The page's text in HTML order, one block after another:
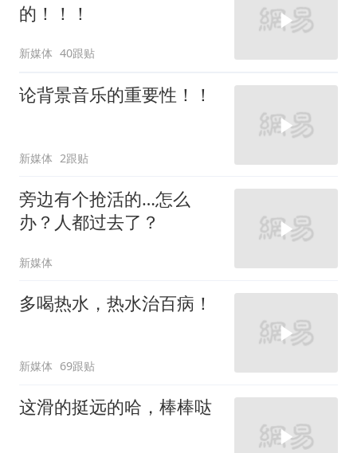
的！！！
新媒体 40跟贴
论背景音乐的重要性！！
新媒体 2跟贴
旁边有个抢活的…怎么
办？人都过去了？
新媒体
多喝热水，热水治百病！
新媒体 69跟贴
这滑的挺远的哈，棒棒哒